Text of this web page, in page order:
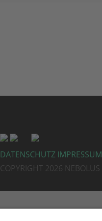
DATENSCHUTZ IMPRESSUM
COPYRIGHT 2026 NEBOLUS